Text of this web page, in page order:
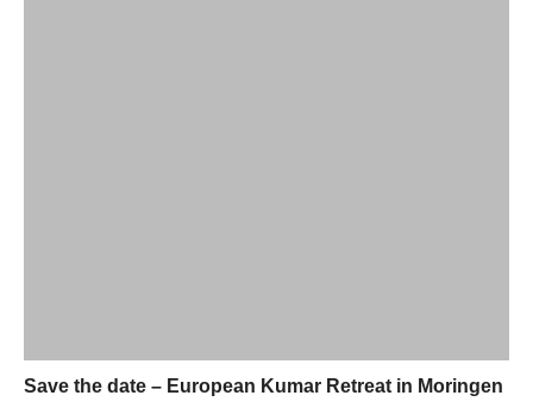
Save the date – European Kumar Retreat in Moringen